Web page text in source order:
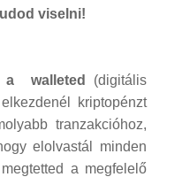
viselni!
a walleted
(digitális
kriptopénzt
tranzakcióhoz,
elolvastál minden
a megfelelő